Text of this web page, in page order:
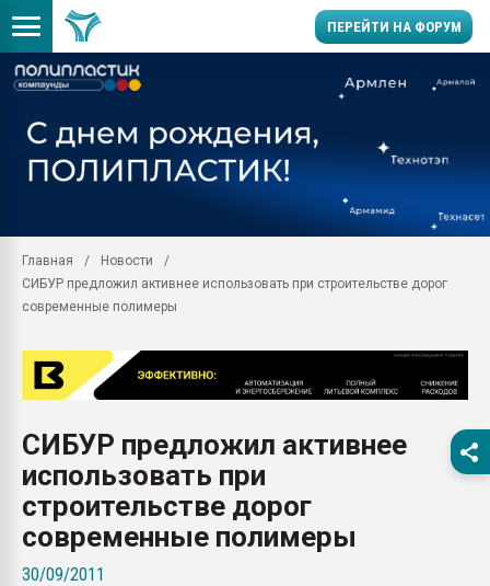
ПЕРЕЙТИ НА ФОРУМ
заводу пластмасс"
28.07.2026
первый план в
28.07.2026
ситуацией на
бутылок
Главная
Новости
СИБУР предложил активнее использовать при строительстве дорог
современные полимеры
СИБУР предложил активнее
использовать при
строительстве дорог
современные полимеры
30/09/2011